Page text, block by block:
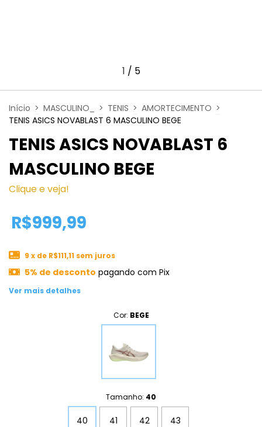
1 / 5
Início > MASCULINO_ > TENIS > AMORTECIMENTO >
TENIS ASICS NOVABLAST 6 MASCULINO BEGE
TENIS ASICS NOVABLAST 6
MASCULINO BEGE
Clique e veja!
R$999,99
9 x de R$111,11 sem juros
5% de desconto pagando com Pix
Ver mais detalhes
Cor: BEGE
Tamanho: 40
40 41 42 43